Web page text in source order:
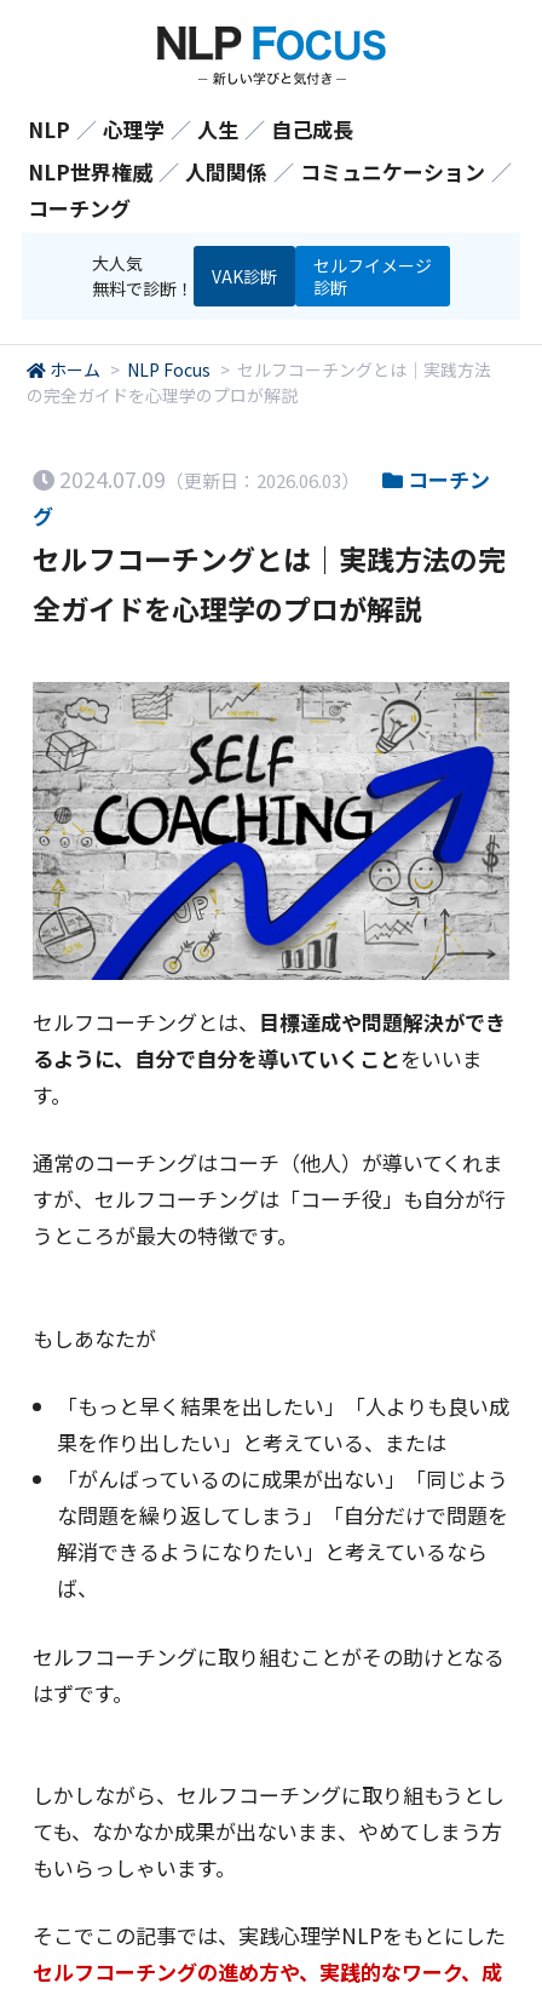
NLP ／ 心理学 ／ 人生 ／ 自己成長
NLP世界権威 ／ 人間関係 ／ コミュニケーション ／
コーチング
大人気
無料で診断！
VAK診断
セルフイメージ
診断
ホーム > NLP Focus > セルフコーチングとは｜実践方法
の完全ガイドを心理学のプロが解説
2024.07.09 （更新日：2026.06.03）
コーチン
グ
セルフコーチングとは｜実践方法の完
全ガイドを心理学のプロが解説
セルフコーチングとは、 目標達成や問題解決ができ
るように、自分で自分を導いていくことをいいま
す。
通常のコーチングはコーチ（他人）が導いてくれま
すが、セルフコーチングは「コーチ役」も自分が行
うところが最大の特徴です。
もしあなたが
「もっと早く結果を出したい」「人よりも良い成
果を作り出したい」と考えている、または
「がんばっているのに成果が出ない」「同じよう
な問題を繰り返してしまう」「自分だけで問題を
解消できるようになりたい」と考えているなら
ば、
セルフコーチングに取り組むことがその助けとなる
はずです。
しかしながら、セルフコーチングに取り組もうとし
ても、なかなか成果が出ないまま、やめてしまう方
もいらっしゃいます。
そこでこの記事では、実践心理学NLPをもとにした
セルフコーチングの進め方や、実践的なワーク、成